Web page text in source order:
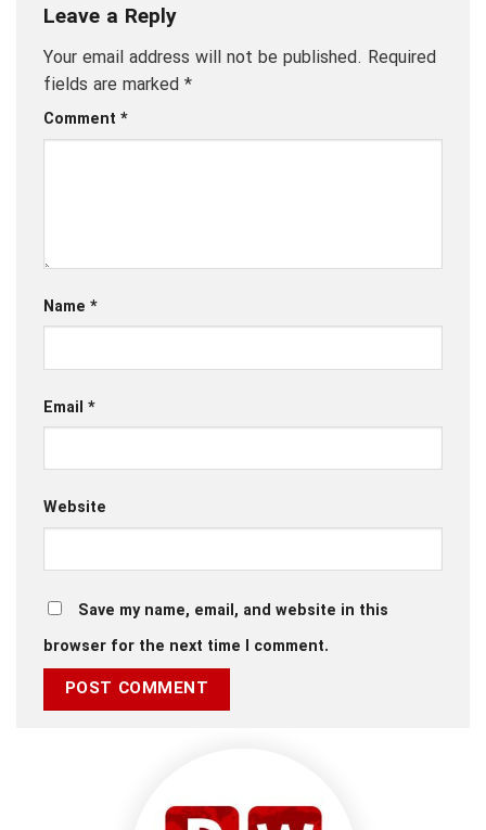
Leave a Reply
Your email address will not be published. Required
fields are marked *
Comment *
Name *
Email *
Website
Save my name, email, and website in this
browser for the next time I comment.